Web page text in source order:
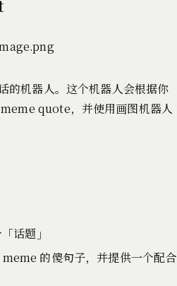
的机器人。这个机器人会根据你
quote，并使用画图机器人
话题」
的傻句子，并提供一个配合